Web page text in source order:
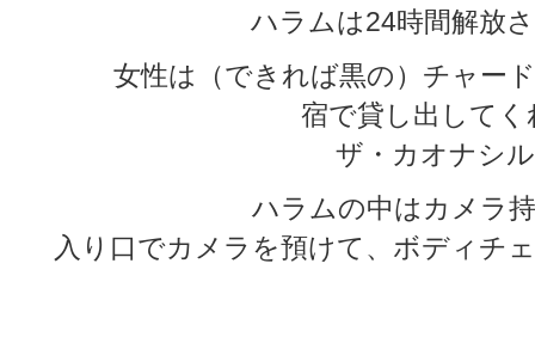
ハラムは24時間解放
女性は（できれば黒の）チャー
宿で貸し出してく
ザ・カオナシ
ハラムの中はカメラ
入り口でカメラを預けて、ボディチ